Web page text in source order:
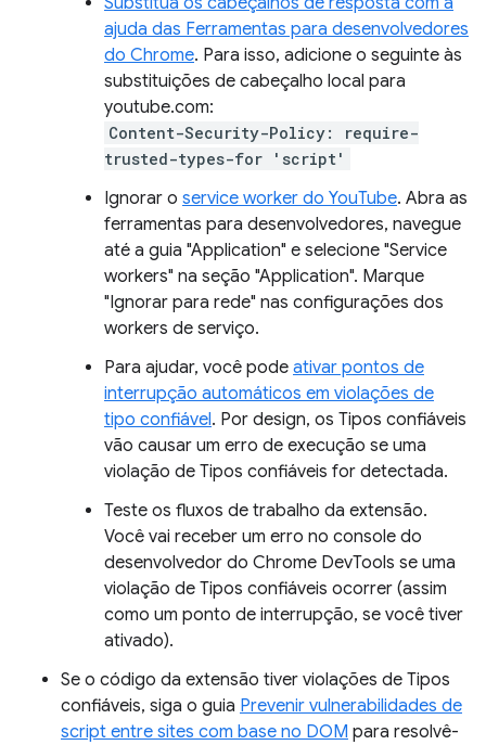
ajuda das Ferramentas para desenvolvedores
do Chrome. Para isso, adicione o seguinte às
substituições de cabeçalho local para
youtube.com:
Content-Security-Policy: require-
trusted-types-for 'script'
Ignorar o service worker do YouTube. Abra as
ferramentas para desenvolvedores, navegue
até a guia "Application" e selecione "Service
workers" na seção "Application". Marque
"Ignorar para rede" nas configurações dos
workers de serviço.
Para ajudar, você pode ativar pontos de
interrupção automáticos em violações de
tipo confiável. Por design, os Tipos confiáveis
vão causar um erro de execução se uma
violação de Tipos confiáveis for detectada.
Teste os fluxos de trabalho da extensão.
Você vai receber um erro no console do
desenvolvedor do Chrome DevTools se uma
violação de Tipos confiáveis ocorrer (assim
como um ponto de interrupção, se você tiver
ativado).
Se o código da extensão tiver violações de Tipos
confiáveis, siga o guia Prevenir vulnerabilidades de
script entre sites com base no DOM para resolvê-